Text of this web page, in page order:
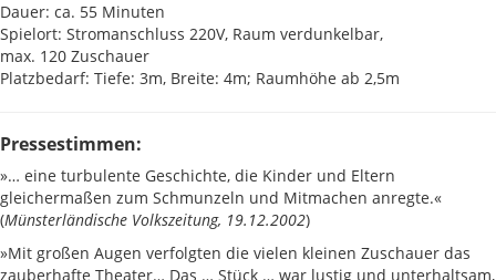
Dauer: ca. 55 Minuten
Spielort: Stromanschluss 220V, Raum verdunkelbar,
max. 120 Zuschauer
Platzbedarf: Tiefe: 3m, Breite: 4m; Raumhöhe ab 2,5m
Pressestimmen:
»… eine turbulente Geschichte, die Kinder und Eltern
gleichermaßen zum Schmunzeln und Mitmachen anregte.«
(Münsterländische Volkszeitung, 19.12.2002)
»Mit großen Augen verfolgten die vielen kleinen Zuschauer das
zauberhafte Theater… Das … Stück … war lustig und unterhaltsam,